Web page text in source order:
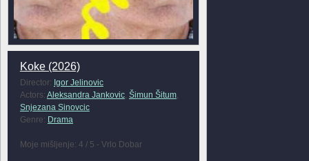
Koke (2026)
Director: Igor Jelinovic
Actors: Aleksandra Jankovic, Šimun Šitum,
Snjezana Sinovcic
Genre: Drama
Moje mišljenje: 4 / 5 - Vrlo Dobar